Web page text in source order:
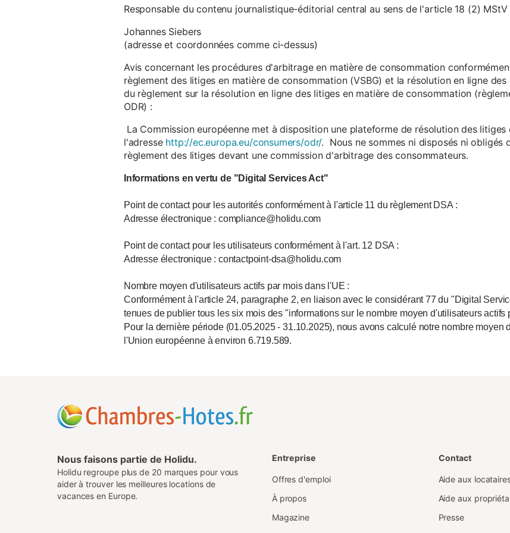
Responsable du contenu journalistique-éditorial central au sens de l'article 18 (2) MStV
Johannes Siebers
(adresse et coordonnées comme ci-dessus)
Avis concernant les procédures d'arbitrage en matière de consommation
règlement des litiges en matière de consommation (VSBG) et la résolution en ligne
du règlement sur la résolution en ligne des litiges en matière de consommation
ODR) :
La Commission européenne met à disposition une plateforme de résolution des
l'adresse http://ec.europa.eu/consumers/odr/. Nous ne sommes ni disposés ni obligés
règlement des litiges devant une commission d'arbitrage des consommateurs.
Informations en vertu de "Digital Services Act"
Point de contact pour les autorités conformément à l'article 11 du règlement DSA :
Adresse électronique : compliance@holidu.com
Point de contact pour les utilisateurs conformément à l'art. 12 DSA :
Adresse électronique : contactpoint-dsa@holidu.com
Nombre moyen d'utilisateurs actifs par mois dans l'UE :
Conformément à l'article 24, paragraphe 2, en liaison avec le considérant 77 du "Digital
tenues de publier tous les six mois des "informations sur le nombre moyen d'utilisateurs
Pour la dernière période (01.05.2025 - 31.10.2025), nous avons calculé notre nombre moyen
l'Union européenne à environ 6.719.589.
Nous faisons partie de Holidu.
Holidu regroupe plus de 20 marques pour vous
aider à trouver les meilleures locations de
vacances en Europe.
Entreprise
Offres d'emploi
À propos
Magazine
Contact
Aide aux
Aide aux
Presse